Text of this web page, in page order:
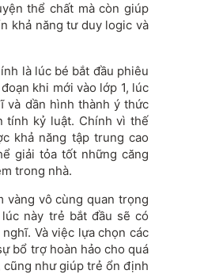
thể chất mà còn giúp
khả năng tư duy logic và
là lúc bé bắt đầu phiêu
khi mới vào lớp 1, lúc
và dần hình thành ý thức
tính kỷ luật. Chính vì thế
khả năng tập trung cao
giải tỏa tốt những căng
trong nhà.
vàng vô cùng quan trọng
này trẻ bắt đầu sẽ có
Và việc lựa chọn các
bổ trợ hoàn hảo cho quá
như giúp trẻ ổn định